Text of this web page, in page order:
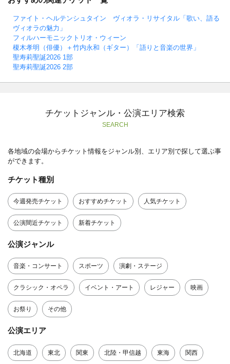
ファイト・ヘルテンシュタイン ヴィオラ・リサイタル「歌い、語る
ヴィオラの魅力」
フィルハーモニックトリオ・ウィーン
榎木孝明（俳優）＋竹内永和（ギター）「語りと音楽の世界」
聖寿莉聖誕2026 1部
聖寿莉聖誕2026 2部
チケットジャンル・公演エリア検索
SEARCH
各地域の会場からチケット情報をジャンル別、エリア別で探して選ぶ事
ができます。
チケット種別
今週発売チケット おすすめチケット 人気チケット
公演間近チケット 新着チケット
公演ジャンル
音楽・コンサート スポーツ 演劇・ステージ
クラシック・オペラ イベント・アート レジャー 映画
お祭り その他
公演エリア
北海道 東北 関東 北陸・甲信越 東海 関西